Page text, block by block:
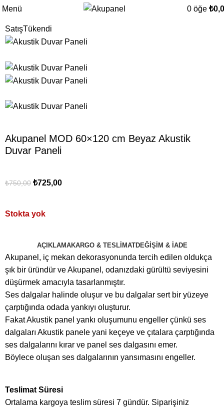
Menü 0 öğe ₺
SatışTükendi
Akupanel MOD 60×120 cm Beyaz Akustik
Duvar Paneli
₺750,00 ₺725,00
Stokta yok
AÇIKLAMAKARGO & TESLIMATDEĞIŞIM & İADE
Akupanel, iç mekan dekorasyonunda tercih edilen oldukça
şık bir üründür ve Akupanel, odanızdaki gürültü seviyesini
düşürmek amacıyla tasarlanmıştır.
Ses dalgalar halinde oluşur ve bu dalgalar sert bir yüzeye
çarptığında odada yankıyı oluşturur.
Fakat Akustik panel yankı oluşumunu engeller çünkü ses
dalgaları Akustik panele yani keçeye ve çıtalara çarptığında
ses dalgalarını kırar ve panel ses dalgasını emer.
Böylece oluşan ses dalgalarının yansımasını engeller.
Teslimat Süresi
Ortalama kargoya teslim süresi 7 gündür. Siparişiniz